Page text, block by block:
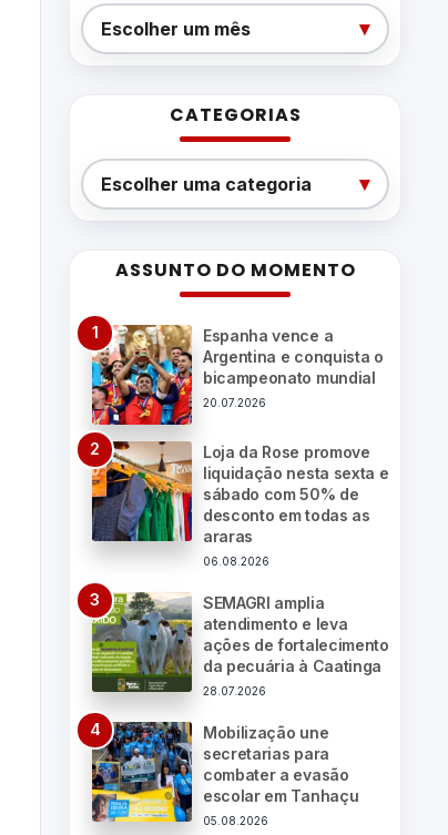
Arquivos
Escolher um mês ▾
CATEGORIAS
Categorias
Escolher uma categoria ▾
ASSUNTO DO MOMENTO
Espanha vence a
Argentina e conquista o
bicampeonato mundial
20.07.2026
Loja da Rose promove
liquidação nesta sexta e
sábado com 50% de
desconto em todas as
araras
06.08.2026
SEMAGRI amplia
atendimento e leva
ações de fortalecimento
da pecuária à Caatinga
28.07.2026
Mobilização une
secretarias para
combater a evasão
escolar em Tanhaçu
05.08.2026